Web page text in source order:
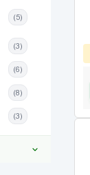
(5)
(3)
(6)
(8)
(3)